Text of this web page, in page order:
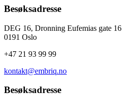
Besøksadresse
DEG 16, Dronning Eufemias gate 16
0191 Oslo
+47 21 93 99 99
kontakt@embriq.no
Besøksadresse